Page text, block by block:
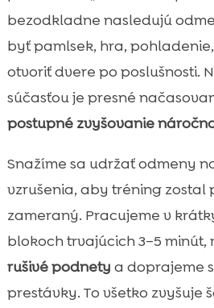
bezodkladne nasledujú
byť pamlsek, hra,
otvoriť dvere po poslušnosti.
súčasťou je presné
postupné zvyšovanie
Snažíme sa udržať odmeny
vzrušenia, aby tréning zostal
zameraný. Pracujeme v
blokoch trvajúcich 3–5 minút,
rušivé podnety a doprajeme
prestávky. To všetko zvyšuje